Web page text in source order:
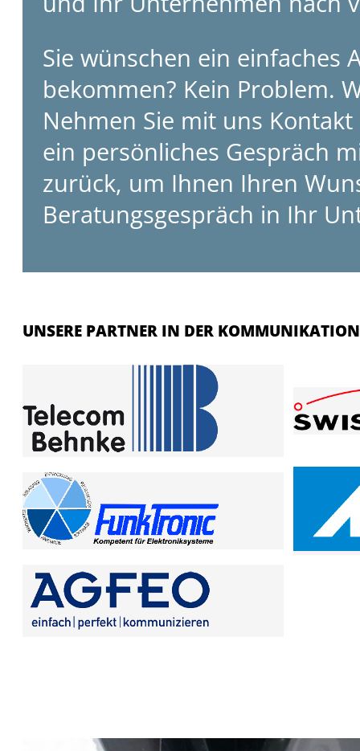
Sie wünschen ein einfaches
bekommen? Kein Problem.
Nehmen Sie mit uns
ein persönliches Gespräch
zurück, um Ihnen Ihren
Beratungsgespräch in Ihr
UNSERE PARTNER IN DER